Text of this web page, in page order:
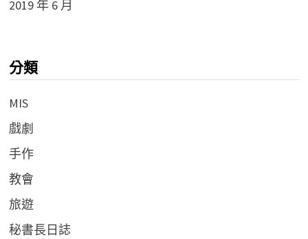
2019 年 6 月
分類
MIS
戲劇
手作
教會
旅遊
秘書長日誌